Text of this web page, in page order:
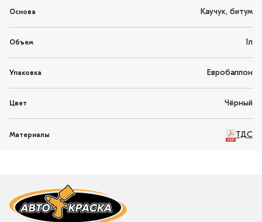
Основа Каучук, битум
Объем 1л
Упаковка Евробаллон
Цвет Чёрный
Материалы ТДС